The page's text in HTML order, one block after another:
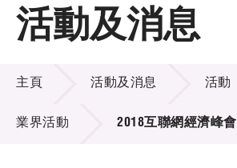
主頁
關於LSCM
技術商品化
項目及資助計劃
活動及消息
活動及消息
活動及消息
主頁 活動及消息 活動
業界活動 2018互聯網經濟峰會